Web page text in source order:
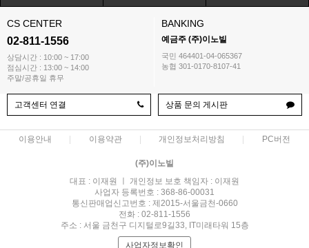
CS CENTER
02-811-1556
상담시간 : 10:00 ~ 17:00
점심시간 : 13:00 ~ 14:00
주말/공휴일 휴무
BANKING
예금주 (주)이노빌
국민 464401-04-065367
농협 301-0170-8107-41
고객센터 연결 상품 문의 게시판
이용안내 이용약관 개인정보처리방침 PC버전
(주)이노빌
대표 : 이재원 ㅣ 개인정보 보호 책임자 : 이재원
사업자 등록번호 : 368-86-00031
통신판매업신고번호 : 제2015-서울금천-0660
전화 : 02-811-1556
주소 : 서울 금천구 디지털로9길33, IT미래타워 15층
사업자정보확인